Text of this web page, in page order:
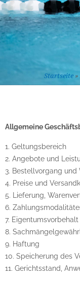
Startseite»
Allgemeine
1. Geltungsbereich
2. Angebote und
3. Bestellvorgang
4. Preise und
5. Lieferung,
6.
7. Eigentumsvorbehalt
8.
9. Haftung
10. Speicherung des
11. Gerichtsstand,